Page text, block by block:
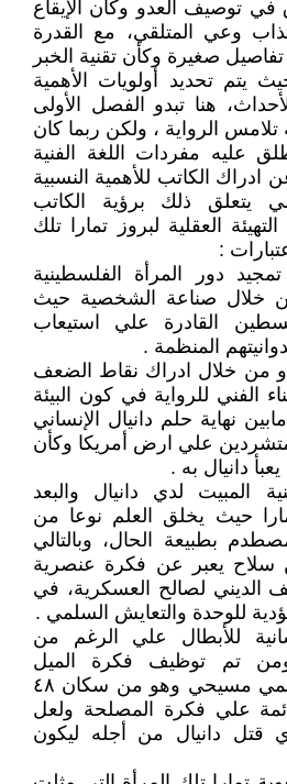
في توصيف العدو وكأن الإيقاع
وعي المتلقي، مع القدرة
صغيرة وكأن تقنية الخبر
يتم تحديد أولويات الأهمية
هنا تبدو الفصل الأولى
الرواية ، ولكن ربما كان
عليه مفردات اللغة الفنية
ادراك الكاتب للأهمية النسبية
يتعلق ذلك برؤية الكاتب
العقلية لبروز تمارا تلك
:
دور المرأة الفلسطينية
خلال صناعة الشخصية حيث
القادرة علي استيعاب
المنظمة .
من خلال ادراك نقاط الضعف
الفني للرواية في كون البيئة
نهاية حلم دانيال الإنساني
علي ارض أمريكا وكأن
دانيال به .
المبيت لدي دانيال والبعد
حيث يخلق العلم نوعا من
بطبيعة الحال، وبالتالي
سلاح يعبر عن فكرة عنصرية
الديني لصالح العسكرية، في
للوحدة والتعايش السلمي .
للأبطال علي الرغم من
،ومن تم توظيف فكرة الميل
الفطري لدانيال وهو مسمي مسيحي وهو من سكان ٤٨
علي فكرة المصلحة ولعل
قتل دانيال من أجله ليكون